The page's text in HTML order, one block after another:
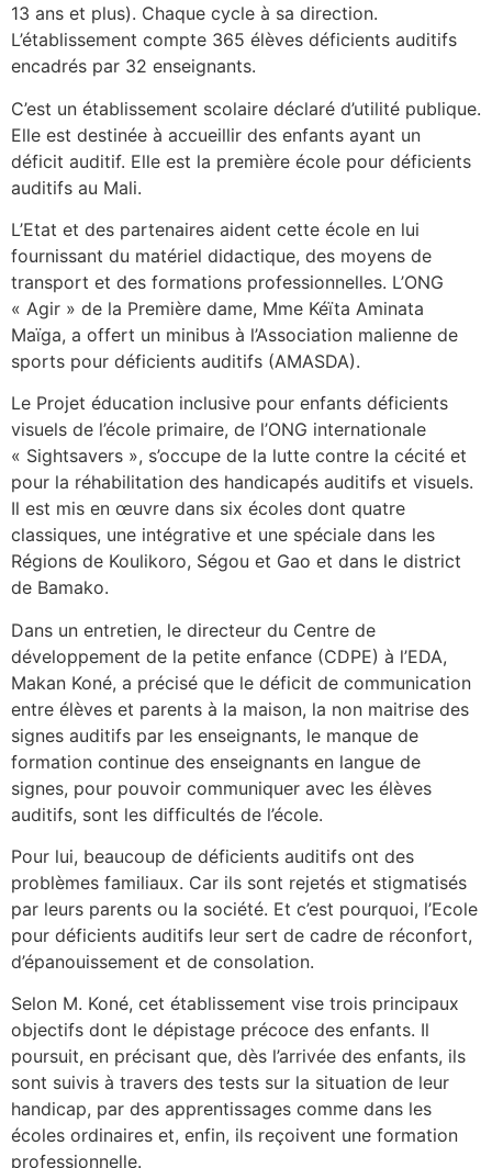
13 ans et plus). Chaque cycle à sa direction.
L’établissement compte 365 élèves déficients auditifs
encadrés par 32 enseignants.
C’est un établissement scolaire déclaré d’utilité publique.
Elle est destinée à accueillir des enfants ayant un
déficit auditif. Elle est la première école pour déficients
auditifs au Mali.
L’Etat et des partenaires aident cette école en lui
fournissant du matériel didactique, des moyens de
transport et des formations professionnelles. L’ONG
« Agir » de la Première dame, Mme Kéïta Aminata
Maïga, a offert un minibus à l’Association malienne de
sports pour déficients auditifs (AMASDA).
Le Projet éducation inclusive pour enfants déficients
visuels de l’école primaire, de l’ONG internationale
« Sightsavers », s’occupe de la lutte contre la cécité et
pour la réhabilitation des handicapés auditifs et visuels.
Il est mis en œuvre dans six écoles dont quatre
classiques, une intégrative et une spéciale dans les
Régions de Koulikoro, Ségou et Gao et dans le district
de Bamako.
Dans un entretien, le directeur du Centre de
développement de la petite enfance (CDPE) à l’EDA,
Makan Koné, a précisé que le déficit de communication
entre élèves et parents à la maison, la non maitrise des
signes auditifs par les enseignants, le manque de
formation continue des enseignants en langue de
signes, pour pouvoir communiquer avec les élèves
auditifs, sont les difficultés de l’école.
Pour lui, beaucoup de déficients auditifs ont des
problèmes familiaux. Car ils sont rejetés et stigmatisés
par leurs parents ou la société. Et c’est pourquoi, l’Ecole
pour déficients auditifs leur sert de cadre de réconfort,
d’épanouissement et de consolation.
Selon M. Koné, cet établissement vise trois principaux
objectifs dont le dépistage précoce des enfants. Il
poursuit, en précisant que, dès l’arrivée des enfants, ils
sont suivis à travers des tests sur la situation de leur
handicap, par des apprentissages comme dans les
écoles ordinaires et, enfin, ils reçoivent une formation
professionnelle.